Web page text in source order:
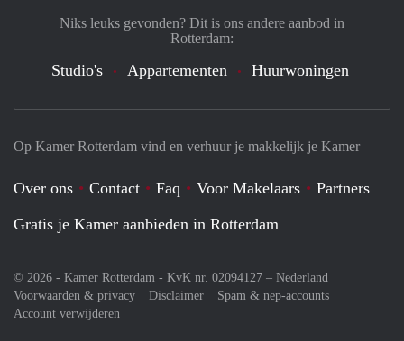
Op Kamer Rotterdam vind en verhuur je makkelijk je Kamer
Over ons Contact Faq Voor Makelaars
Partners
Gratis je Kamer aanbieden in Rotterdam
© 2026 - Kamer Rotterdam - KvK nr. 02094127 – Nederland
Voorwaarden & privacy
Disclaimer
Spam & nep-accounts
Account verwijderen
Niks leuks gevonden? Dit is ons andere aanbod in
Rotterdam:
Studio's Appartementen Huurwoningen